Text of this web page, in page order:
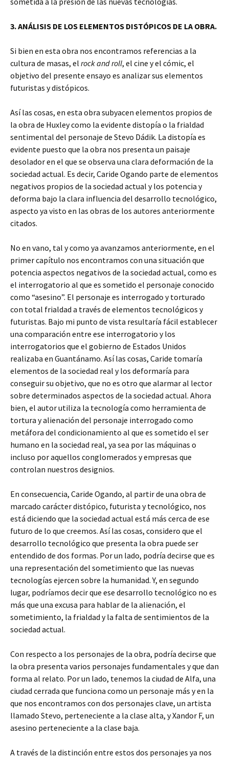
3. ANÁLISIS DE LOS ELEMENTOS DISTÓPICOS DE LA OBRA.
Si bien en esta obra nos encontramos referencias a la
cultura de masas, el rock and roll, el cine y el cómic, el
objetivo del presente ensayo es analizar sus elementos
futuristas y distópicos.
Así las cosas, en esta obra subyacen elementos propios de
la obra de Huxley como la evidente distopía o la frialdad
sentimental del personaje de Stevo Dádik. La distopía es
evidente puesto que la obra nos presenta un paisaje
desolador en el que se observa una clara deformación de la
sociedad actual. Es decir, Caride Ogando parte de elementos
negativos propios de la sociedad actual y los potencia y
deforma bajo la clara influencia del desarrollo tecnológico,
aspecto ya visto en las obras de los autores anteriormente
citados.
No en vano, tal y como ya avanzamos anteriormente, en el
primer capítulo nos encontramos con una situación que
potencia aspectos negativos de la sociedad actual, como es
el interrogatorio al que es sometido el personaje conocido
como “asesino”. El personaje es interrogado y torturado
con total frialdad a través de elementos tecnológicos y
futuristas. Bajo mi punto de vista resultaría fácil establecer
una comparación entre ese interrogatorio y los
interrogatorios que el gobierno de Estados Unidos
realizaba en Guantánamo. Así las cosas, Caride tomaría
elementos de la sociedad real y los deformaría para
conseguir su objetivo, que no es otro que alarmar al lector
sobre determinados aspectos de la sociedad actual. Ahora
bien, el autor utiliza la tecnología como herramienta de
tortura y alienación del personaje interrogado como
metáfora del condicionamiento al que es sometido el ser
humano en la sociedad real, ya sea por las máquinas o
incluso por aquellos conglomerados y empresas que
controlan nuestros designios.
En consecuencia, Caride Ogando, al partir de una obra de
marcado carácter distópico, futurista y tecnológico, nos
está diciendo que la sociedad actual está más cerca de ese
futuro de lo que creemos. Así las cosas, considero que el
desarrollo tecnológico que presenta la obra puede ser
entendido de dos formas. Por un lado, podría decirse que es
una representación del sometimiento que las nuevas
tecnologías ejercen sobre la humanidad. Y, en segundo
lugar, podríamos decir que ese desarrollo tecnológico no es
más que una excusa para hablar de la alienación, el
sometimiento, la frialdad y la falta de sentimientos de la
sociedad actual.
Con respecto a los personajes de la obra, podría decirse que
la obra presenta varios personajes fundamentales y que dan
forma al relato. Por un lado, tenemos la ciudad de Alfa, una
ciudad cerrada que funciona como un personaje más y en la
que nos encontramos con dos personajes clave, un artista
llamado Stevo, perteneciente a la clase alta, y Xandor F, un
asesino perteneciente a la clase baja.
A través de la distinción entre estos dos personajes ya nos